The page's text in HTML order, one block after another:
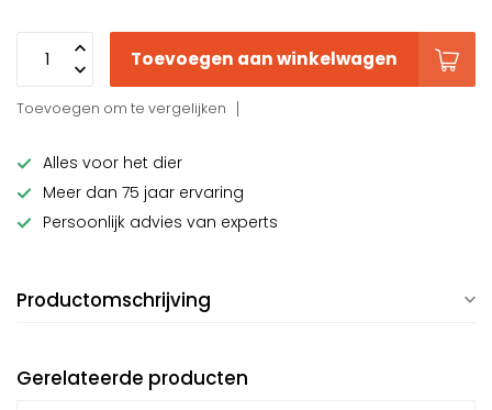
Toevoegen aan winkelwagen
Toevoegen om te vergelijken
Alles voor het dier
Meer dan 75 jaar ervaring
Persoonlijk advies van experts
Productomschrijving
Gerelateerde producten